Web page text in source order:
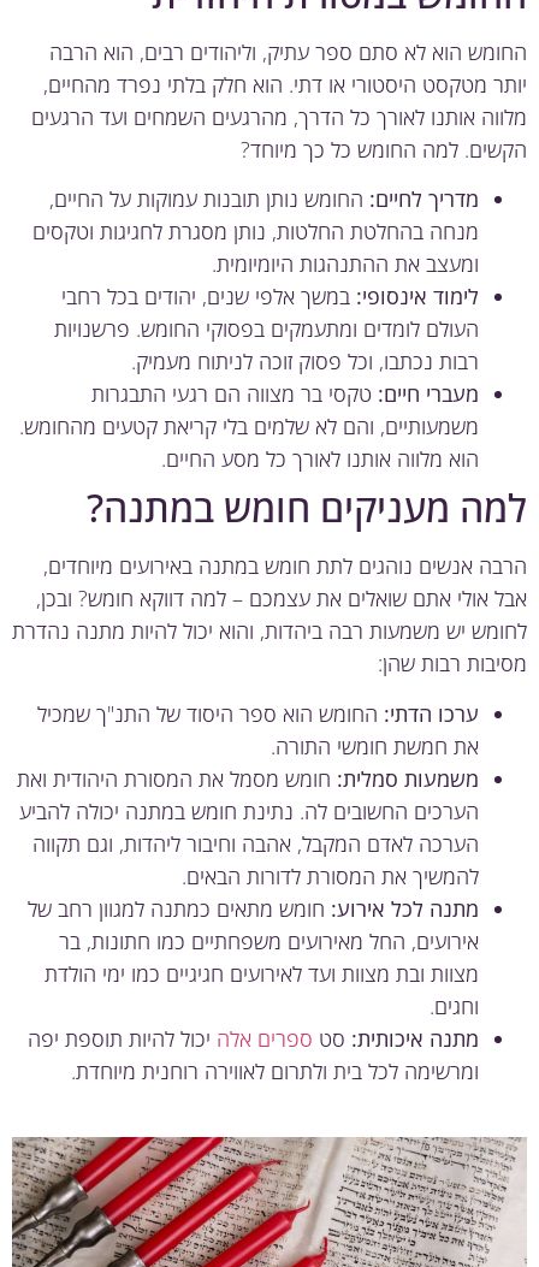
הוא לא סתם ספר עתיק, וליהודים רבים, הוא הרבה
מטקסט היסטורי או דתי. הוא חלק בלתי נפרד מהחיים,
אותנו לאורך כל הדרך, מהרגעים השמחים ועד הרגעים
למה החומש כל כך מיוחד?
מדריך לחיים:החומש נותן תובנות עמוקות על החיים,
מנחה בהחלטת החלטות, נותן מסגרת לחגיגות וטקסים
ומעצב את ההתנהגות היומיומית.
לימוד אינסופי:במשך אלפי שנים, יהודים בכל רחבי
העולם לומדים ומתעמקים בפסוקי החומש. פרשנויות
רבות נכתבו, וכל פסוק זוכה לניתוח מעמיק.
מעברי חיים:טקסי בר מצווה הם רגעי התבגרות
משמעותיים, והם לא שלמים בלי קריאת קטעים מהחומש.
הוא מלווה אותנו לאורך כל מסע החיים.
מעניקים חומש במתנה?
אנשים נוהגים לתת חומש במתנה באירועים מיוחדים,
אולי אתם שואלים את עצמכם – למה דווקא חומש? ובכן,
יש משמעות רבה ביהדות, והוא יכול להיות מתנה נהדרת
רבות שהן:
ערכו הדתי:החומש הוא ספר היסוד של התנ"ך שמכיל
את חמשת חומשי התורה.
משמעות סמלית:חומש מסמל את המסורת היהודית ואת
הערכים החשובים לה. נתינת חומש במתנה יכולה להביע
הערכה לאדם המקבל, אהבה וחיבור ליהדות, וגם תקווה
להמשיך את המסורת לדורות הבאים.
מתנה לכל אירוע:חומש מתאים כמתנה למגוון רחב של
אירועים, החל מאירועים משפחתיים כמו חתונות, בר
מצוות ובת מצוות ועד לאירועים חגיגיים כמו ימי הולדת
וחגים.
מתנה איכותית:סט ספרים אלה יכול להיות תוספת יפה
ומרשימה לכל בית ולתרום לאווירה רוחנית מיוחדת.